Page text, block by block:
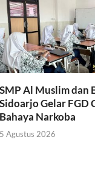
SMP Al Muslim dan
Sidoarjo Gelar FGD
Bahaya Narkoba
5 Agustus 2026